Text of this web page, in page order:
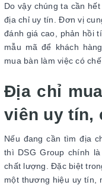
Do vậy chúng ta cần
địa chỉ uy tín. Đơn vị
đánh giá cao, phản hồi
mẫu mã để khách
mua bàn làm việc có
Địa chỉ
viên uy tín,
Nếu đang cần tìm địa
thì DSG Group chính
chất lượng. Đặc biệt
một thương hiệu uy tín,